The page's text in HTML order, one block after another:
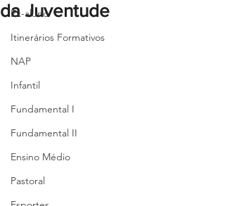
Ex-aluno
Itinerários Formativos
NAP
Infantil
Fundamental I
Fundamental II
Ensino Médio
Pastoral
da Juventude